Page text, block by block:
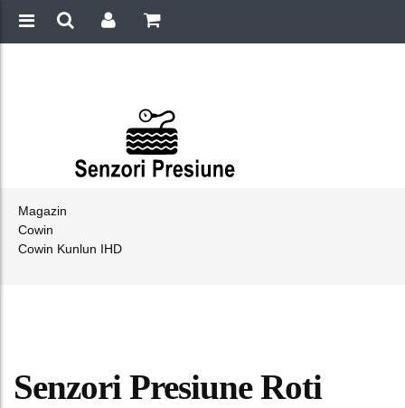
Magazin
Cowin
Cowin Kunlun IHD
Senzori Presiune Roti